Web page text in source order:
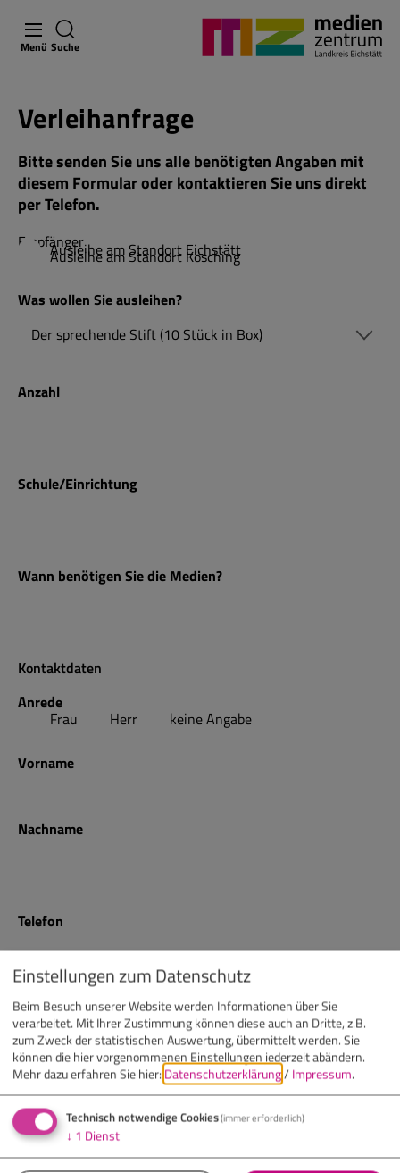
Menü Suche
Verleihanfrage
Bitte senden Sie uns alle benötigten Angaben mit
diesem Formular oder kontaktieren Sie uns direkt
per Telefon.
EmpfängerAusleihe am Standort Eichstätt
Ausleihe am Standort Kösching
Was wollen Sie ausleihen?
Anzahl
Schule/Einrichtung
Wann benötigen Sie die Medien?
Kontaktdaten
Anrede
Frau Herr keine Angabe
Vorname
Nachname
Telefon
E-Mail
Nachricht(optional)
Einstellungen zum Datenschutz
Beim Besuch unserer Website werden Informationen über Sie
verarbeitet. Mit Ihrer Zustimmung können diese auch an Dritte, z.B.
zum Zweck der statistischen Auswertung, übermittelt werden. Sie
können die hier vorgenommenen Einstellungen jederzeit abändern.
Mehr dazu erfahren Sie hier:Datenschutzerklärung/Impressum.
Technisch notwendige Cookies(immer erforderlich)
↓ 1 Dienst